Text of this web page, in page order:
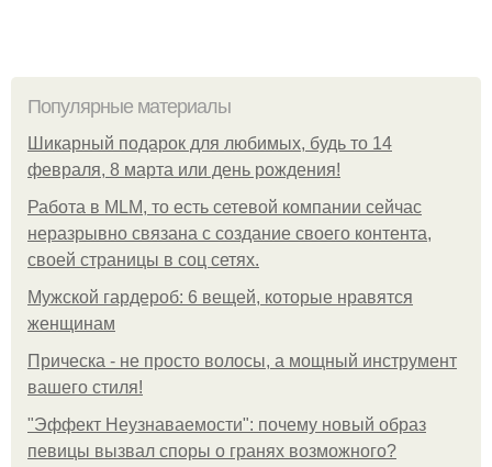
Популярные материалы
Шикарный подарок для любимых, будь то 14
февраля, 8 марта или день рождения!
Работа в MLM, то есть сетевой компании сейчас
неразрывно связана с создание своего контента,
своей страницы в соц сетях.
Мужской гардероб: 6 вещей, которые нравятся
женщинам
Прическа - не просто волосы, а мощный инструмент
вашего стиля!
"Эффект Неузнаваемости": почему новый образ
певицы вызвал споры о гранях возможного?